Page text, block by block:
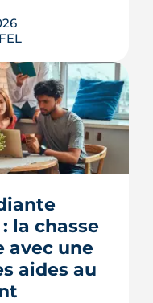
grande
ZAC de
nouvelle
identité en
la chasse
avec une
aides au